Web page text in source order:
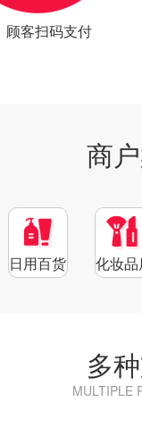
顾客扫码支付
商
日用百货 化妆品
多
MULTIPLE